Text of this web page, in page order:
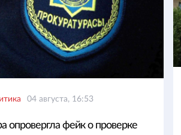
04 августа, 16:53
опровергла фейк о проверке